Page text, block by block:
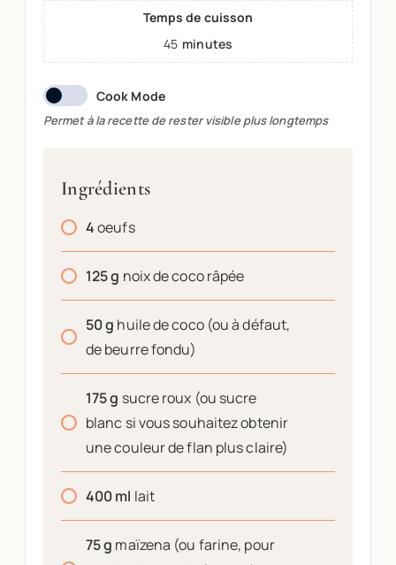
Temps de cuisson
45 minutes
Cook Mode
Permet à la recette de rester visible plus longtemps
Ingrédients
4oeufs
125g noix de coco râpée
50g huile de coco (ou à défaut,
de beurre fondu)
175g sucre roux (ou sucre
blanc si vous souhaitez obtenir
une couleur de flan plus claire)
400ml lait
75g maïzena (ou farine, pour